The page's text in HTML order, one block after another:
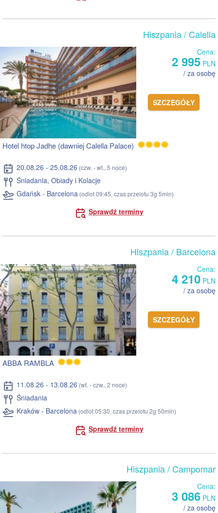
Hiszpania/ Calella
Cena:
2 995 PLN
/ za osobę
SZCZEGÓŁY
Hotel htop Jadhe (dawniej Calella Palace)
20.08.26 - 25.08.26 (czw. - wt., 5 noce)
Śniadania, Obiady i Kolacje
Gdańsk - Barcelona (odlot 09:45, czas przelotu 3g 5min)
Sprawdź terminy
Hiszpania/ Barcelona
Cena:
4 210 PLN
/ za osobę
SZCZEGÓŁY
ABBA RAMBLA
11.08.26 - 13.08.26 (wt. - czw., 2 noce)
Śniadania
Kraków - Barcelona (odlot 05:30, czas przelotu 2g 50min)
Sprawdź terminy
Hiszpania/ Campomar
Cena:
3 086 PLN
/ za osobę